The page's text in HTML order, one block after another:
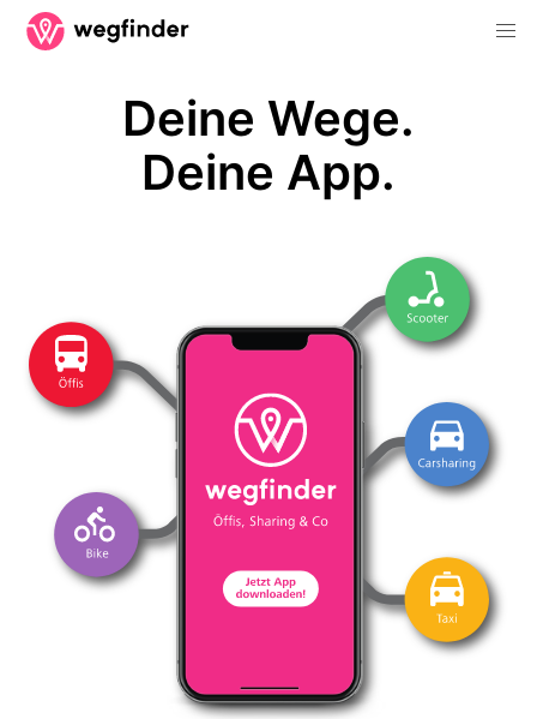
Deine Wege.
Deine App.